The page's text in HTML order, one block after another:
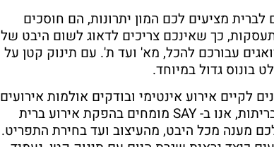
לברית מציעים לכם המון יתרונות, הם חוסכים
כך שאינכם צריכים לדאוג לשום היבט של
עבורכם להכל, מא' ועד ת'. עם תינוק קטן על
בונוס גדול במיוחד.
לקיים אירוע אינטימי ובודקים אולמות אירועים
בראשון לציון לבריתות, אנו ב- SAY מומחים בהפקת אירוע ברית
מענה מכל היבט, מהעיצוב ועד בחירת התפריט.